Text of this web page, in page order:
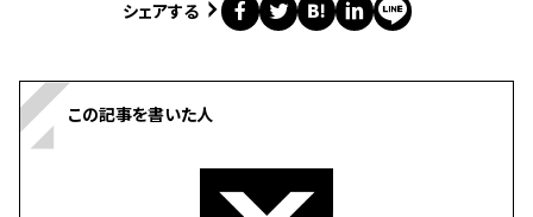
シェアする
この記事を書いた人